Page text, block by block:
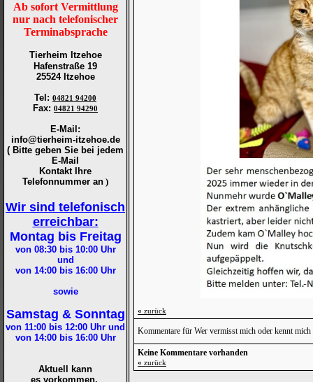
Ab sofort Vermittlung
nur nach telefonischer
Terminabsprache
Tierheim Itzehoe
Hafenstraße 19
25524 Itzehoe
Tel : 04821 94200
Fax: 04821 94290
E-Mail:
info@tierheim-itzehoe.de
( Bitte geben Sie bei jedem
E-Mail
Kontakt Ihre
Telefonnummer an )
Wir sind telefonisch
erreichbar:
Montag bis Freitag
von 08:30 bis 10:00Uhr
und
von 14:00 bis 16:00Uhr
sowie
Samstag & Sonntag
von 11:00 bis 12:00 Uhr und
von 14:00 bis 16:00Uhr
Aktuell kann
es vorkommen,
« zurück
Kommentare für Wer vermisst mich oder kennt mich
Keine Kommentare vorhanden
« zurück